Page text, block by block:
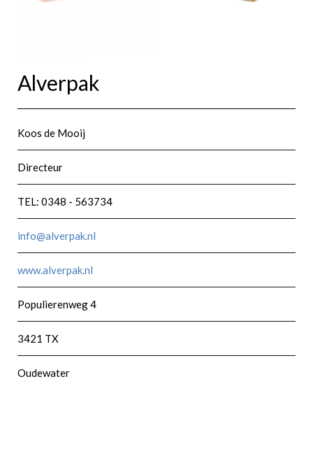
Alverpak
Koos de Mooij
Directeur
TEL: 0348 - 563734
info@alverpak.nl
www.alverpak.nl
Populierenweg 4
3421 TX
Oudewater